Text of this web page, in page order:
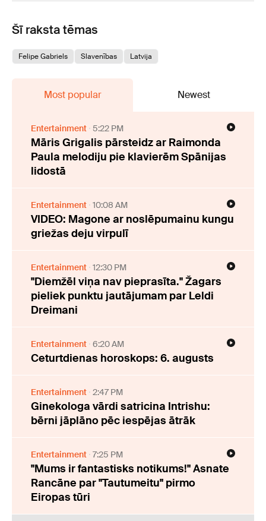
Šī raksta tēmas
Felipe Gabriels Slavenības Latvija
Most popular Newest
Entertainment 5:22 PM
Māris Grigalis pārsteidz ar Raimonda
Paula melodiju pie klavierēm Spānijas
lidostā
Entertainment 10:08 AM
VIDEO: Magone ar noslēpumainu kungu
griežas deju virpulī
Entertainment 12:30 PM
"Diemžēl viņa nav pieprasīta." Žagars
pieliek punktu jautājumam par Leldi
Dreimani
Entertainment 6:20 AM
Ceturtdienas horoskops: 6. augusts
Entertainment 2:47 PM
Ginekologa vārdi satricina Intrishu:
bērni jāplāno pēc iespējas ātrāk
Entertainment 7:25 PM
"Mums ir fantastisks notikums!" Asnate
Rancāne par "Tautumeitu" pirmo
Eiropas tūri